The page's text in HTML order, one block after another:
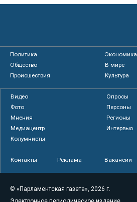
Политика
Экономика
Общество
В мире
Происшествия
Культура
Видео
Опросы
Фото
Персоны
Мнения
Регионы
Медиацентр
Интервью
Колумнисты
Контакты Реклама Вакансии
© «Парламентская газета», 2026 г.